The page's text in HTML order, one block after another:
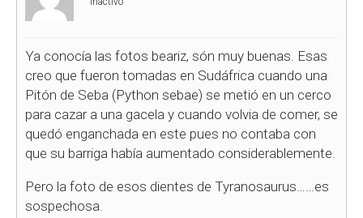
Ya conocía las fotos beariz, són muy buenas. Esas
creo que fueron tomadas en Sudáfrica cuando una
Pitón de Seba (Python sebae) se metió en un cerco
para cazar a una gacela y cuando volvia de comer, se
quedó enganchada en este pues no contaba con
que su barriga había aumentado considerablemente.
Pero la foto de esos dientes de Tyranosaurus……es
sospechosa.